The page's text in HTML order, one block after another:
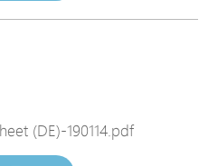
(DE)-190114.pdf